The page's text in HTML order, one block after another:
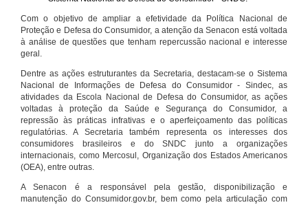
Com o objetivo de ampliar a efetividade da Política Nacional de
Proteção e Defesa do Consumidor, a atenção da Senacon está voltada
à análise de questões que tenham repercussão nacional e interesse
geral.
Dentre as ações estruturantes da Secretaria, destacam-se o Sistema
Nacional de Informações de Defesa do Consumidor - Sindec, as
atividades da Escola Nacional de Defesa do Consumidor, as ações
voltadas à proteção da Saúde e Segurança do Consumidor, a
repressão às práticas infrativas e o aperfeiçoamento das políticas
regulatórias. A Secretaria também representa os interesses dos
consumidores brasileiros e do SNDC junto a organizações
internacionais, como Mercosul, Organização dos Estados Americanos
(OEA), entre outras.
A Senacon é a responsável pela gestão, disponibilização e
manutenção do Consumidor.gov.br, bem como pela articulação com